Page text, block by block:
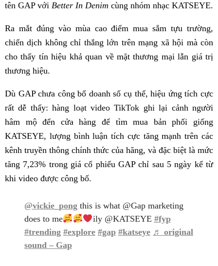
tên GAP với Better In Denim cùng nhóm nhạc KATSEYE.
Ra mắt đúng vào mùa cao điểm mua sắm tựu trường,
chiến dịch không chỉ thắng lớn trên mạng xã hội mà còn
cho thấy tín hiệu khả quan về mặt thương mại lẫn giá trị
thương hiệu.
Dù GAP chưa công bố doanh số cụ thể, hiệu ứng tích cực
rất dễ thấy: hàng loạt video TikTok ghi lại cảnh người
hâm mộ đến cửa hàng để tìm mua bản phối giống
KATSEYE, lượng bình luận tích cực tăng mạnh trên các
kênh truyền thông chính thức của hãng, và đặc biệt là mức
tăng 7,23% trong giá cổ phiếu GAP chỉ sau 5 ngày kể từ
khi video được công bố.
@vickie_pong this is what @Gap marketing
does to me
ily @KATSEYE #fyp
#trending #explore #gap #katseye ♬ original
sound – Gap